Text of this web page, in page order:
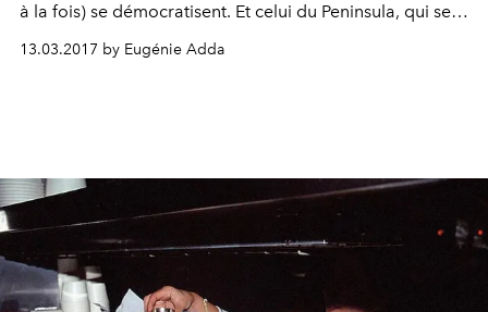
à la fois) se démocratisent. Et celui du Peninsula, qui se
tiendra tous les premiers jeudis du mois à partir du 6
avril, s’impose déjà comme un rendez-vous
13.03.2017 by Eugénie Adda